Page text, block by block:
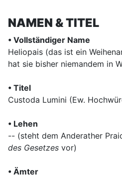
NAMEN & TITEL
• Vollständiger Name
Heliopais (das ist ein
hat sie bisher niemandem in
• Titel
Custoda Lumini (Ew.
• Lehen
-- (steht dem Anderather
des Gesetzes vor)
• Ämter